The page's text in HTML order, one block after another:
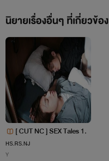
นิยายเรื่องอื่นๆ ที่เกี่ยวข้อง
[ CUT NC ] SEX Tales 1.
HS.RS.NJ
Y